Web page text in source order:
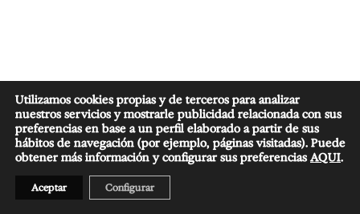
Utilizamos cookies propias y de terceros para analizar
nuestros servicios y mostrarle publicidad relacionada con sus
preferencias en base a un perfil elaborado a partir de sus
hábitos de navegación (por ejemplo, páginas visitadas). Puede
obtener más información y configurar sus preferenciasAQUI.
Aceptar Configurar